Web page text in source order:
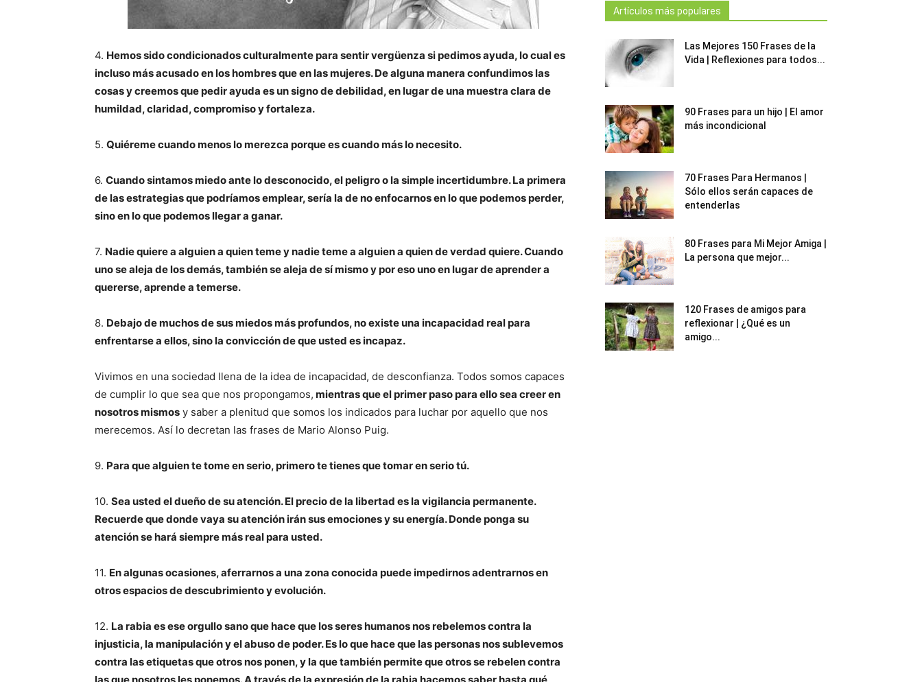
4. Hemos sido condicionados culturalmente para sentir vergüenza si pedimos ayuda, lo cual es
incluso más acusado en los hombres que en las mujeres. De alguna manera confundimos las
cosas y creemos que pedir ayuda es un signo de debilidad, en lugar de una muestra clara de
humildad, claridad, compromiso y fortaleza.
5. Quiéreme cuando menos lo merezca porque es cuando más lo necesito.
6. Cuando sintamos miedo ante lo desconocido, el peligro o la simple incertidumbre. La primera
de las estrategias que podríamos emplear, sería la de no enfocarnos en lo que podemos perder,
sino en lo que podemos llegar a ganar.
7. Nadie quiere a alguien a quien teme y nadie teme a alguien a quien de verdad quiere. Cuando
uno se aleja de los demás, también se aleja de sí mismo y por eso uno en lugar de aprender a
quererse, aprende a temerse.
8. Debajo de muchos de sus miedos más profundos, no existe una incapacidad real para
enfrentarse a ellos, sino la convicción de que usted es incapaz.
Vivimos en una sociedad llena de la idea de incapacidad, de desconfianza. Todos somos capaces
de cumplir lo que sea que nos propongamos, mientras que el primer paso para ello sea creer en
nosotros mismos y saber a plenitud que somos los indicados para luchar por aquello que nos
merecemos. Así lo decretan las frases de Mario Alonso Puig.
9. Para que alguien te tome en serio, primero te tienes que tomar en serio tú.
10. Sea usted el dueño de su atención. El precio de la libertad es la vigilancia permanente.
Recuerde que donde vaya su atención irán sus emociones y su energía. Donde ponga su
atención se hará siempre más real para usted.
11. En algunas ocasiones, aferrarnos a una zona conocida puede impedirnos adentrarnos en
otros espacios de descubrimiento y evolución.
12. La rabia es ese orgullo sano que hace que los seres humanos nos rebelemos contra la
injusticia, la manipulación y el abuso de poder. Es lo que hace que las personas nos sublevemos
contra las etiquetas que otros nos ponen, y la que también permite que otros se rebelen contra
Artículos más populares
Las Mejores 150 Frases de la
Vida | Reflexiones para todos...
90 Frases para un hijo | El amor
más incondicional
70 Frases Para Hermanos |
Sólo ellos serán capaces de
entenderlas
80 Frases para Mi Mejor Amiga |
La persona que mejor...
120 Frases de amigos para
reflexionar | ¿Qué es un
amigo...